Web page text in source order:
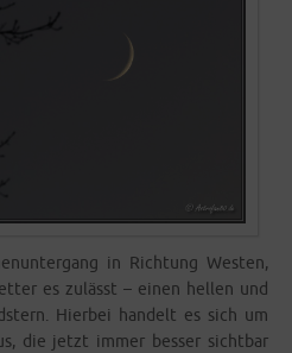
in Rich­tung Wes­ten,
es zulässt – einen hel­len und
Hier­bei han­delt es sich um
die jetzt immer bes­ser sicht­bar